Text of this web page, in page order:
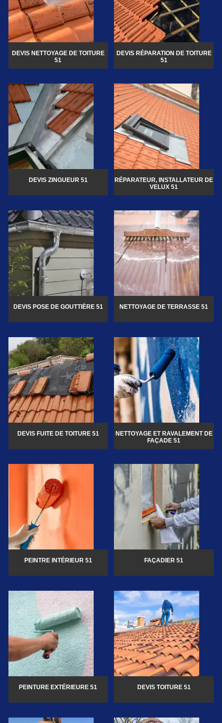
DEVIS NETTOYAGE DE TOITURE
51
DEVIS RÉPARATION DE TOITURE
51
DEVIS ZINGUEUR 51
RÉPARATEUR, INSTALLATEUR DE
VELUX 51
DEVIS POSE DE GOUTTIÈRE 51 NETTOYAGE DE TERRASSE 51
DEVIS FUITE DE TOITURE 51
NETTOYAGE ET RAVALEMENT DE
FAÇADE 51
PEINTRE INTÉRIEUR 51 FAÇADIER 51
PEINTURE EXTÉRIEURE 51 DEVIS TOITURE 51